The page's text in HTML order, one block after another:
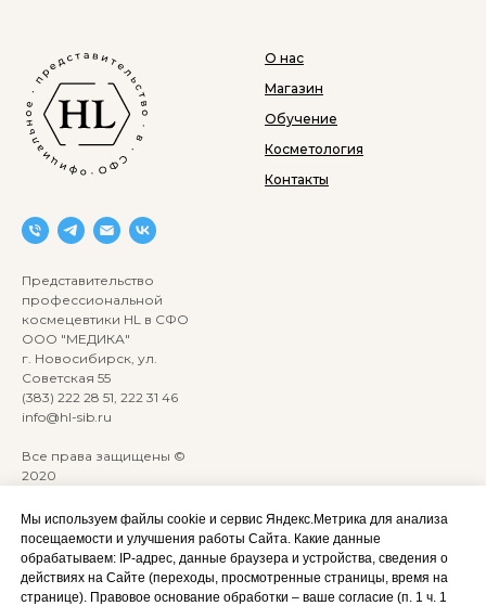
Мы используем файлы cookie и сервис Яндекс.Метрика для анализа
посещаемости и улучшения работы Сайта. Какие данные
обрабатываем: IP‑адрес, данные браузера и устройства, сведения о
действиях на Сайте (переходы, просмотренные страницы, время на
странице). Правовое основание обработки – ваше согласие (п. 1 ч. 1
Представительство
профессиональной
космецевтики HL в СФО
ООО "МЕДИКА"
г. Новосибирск, ул.
Советская 55
(383) 222 28 51, 222 31 46
info@hl-sib.ru
Все права защищены ©
2020
ANKRYONK
О нас
Магазин
Обучение
Косметология
Контакты
Акции и скидки
Оплата, доставка и возврат
Политика
конфиденциальности